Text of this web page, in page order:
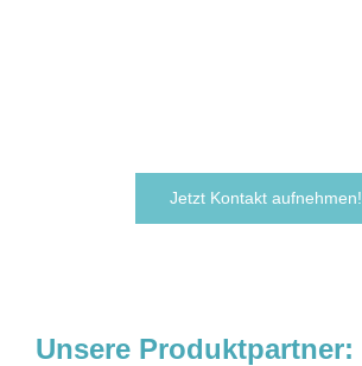
Jetzt Kontakt aufnehmen!
Unsere Produktpartner: